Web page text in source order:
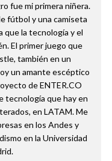
fue mi primera niñera.
fútbol y una camiseta
que la tecnología y el
El primer juego que
también en un
un amante escéptico
de ENTER.CO
tecnología que hay en
en LATAM. Me
en los Andes y
en la Universidad